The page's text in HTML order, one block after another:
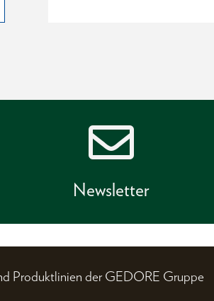
Newsletter
Produktlinien der GEDORE Gruppe